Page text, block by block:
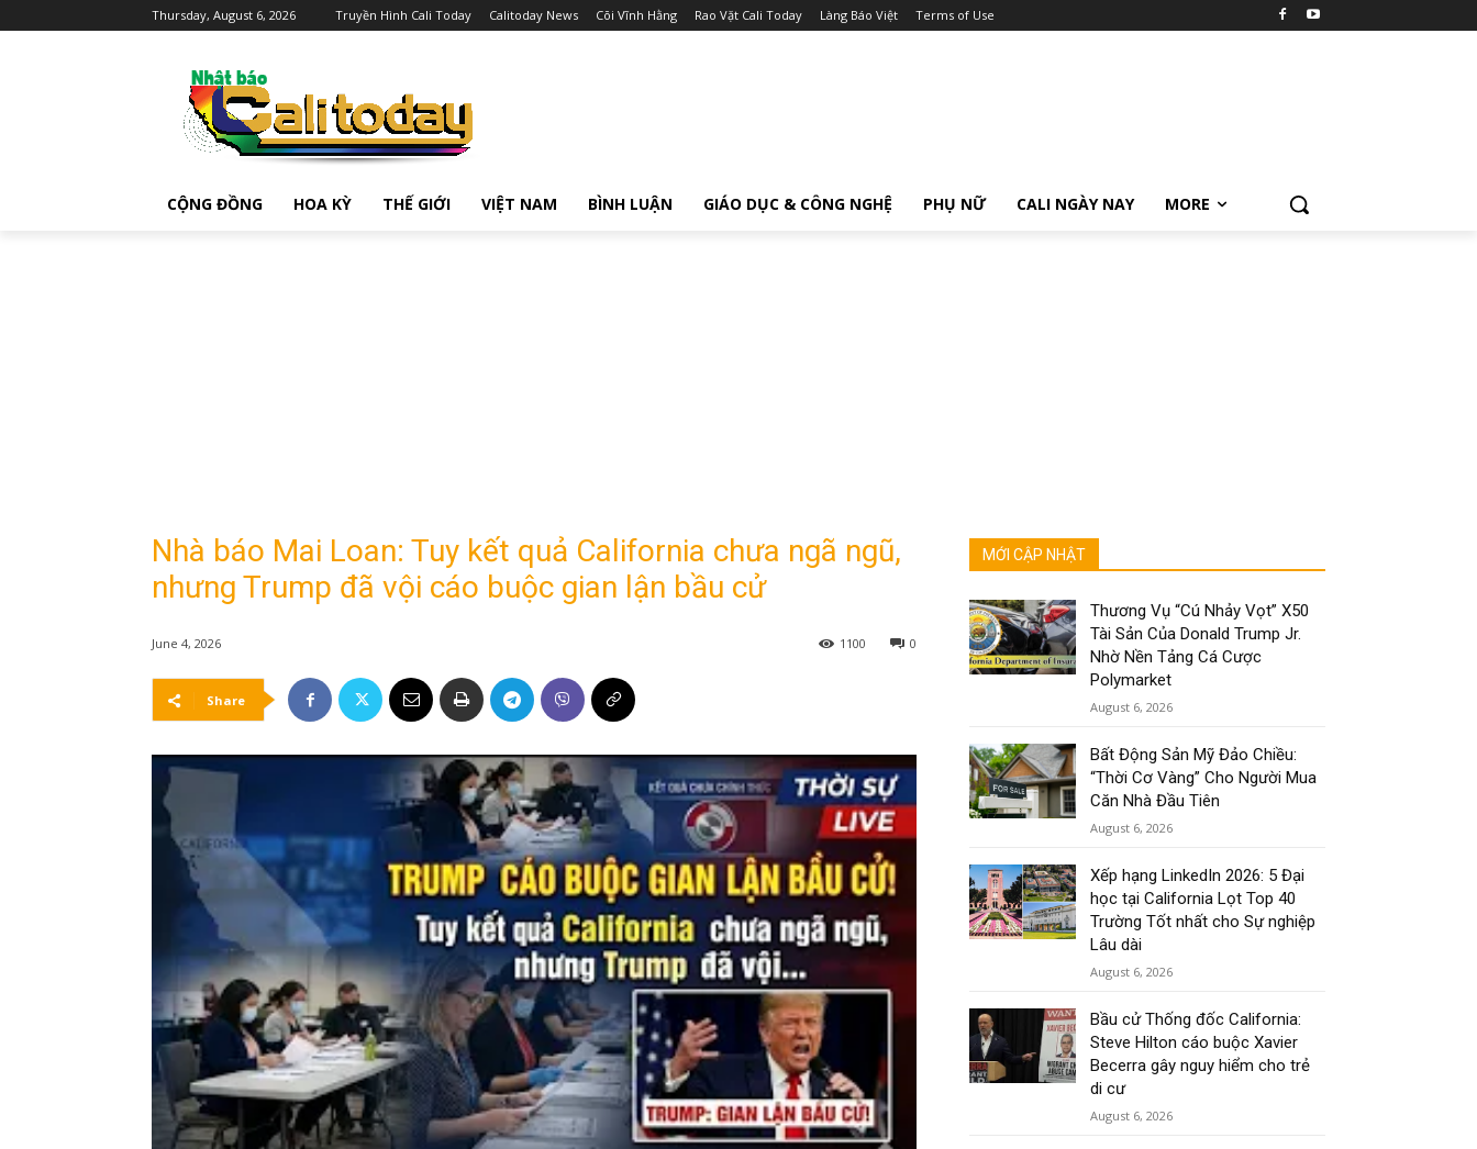
Thursday, August 6, 2026 Truyền Hình Cali Today Calitoday News Cõi Vĩnh Hằng Rao Vặt Cali Today Làng Báo Việt Terms of Use
CỘNG ĐỒNG HOA KỲ THẾ GIỚI VIỆT NAM BÌNH LUẬN GIÁO DỤC & CÔNG NGHỆ PHỤ NỮ CALI NGÀY NAY MORE
Nhà báo Mai Loan: Tuy kết quả California chưa ngã ngũ,
nhưng Trump đã vội cáo buộc gian lận bầu cử
June 4, 2026 0
1100
Share
MỚI CẬP NHẬT
Thương Vụ “Cú Nhảy Vọt” X50
Tài Sản Của Donald Trump Jr.
Nhờ Nền Tảng Cá Cược
Polymarket
August 6, 2026
Bất Động Sản Mỹ Đảo Chiều:
“Thời Cơ Vàng” Cho Người Mua
Căn Nhà Đầu Tiên
August 6, 2026
Xếp hạng LinkedIn 2026: 5 Đại
học tại California Lọt Top 40
Trường Tốt nhất cho Sự nghiệp
Lâu dài
August 6, 2026
Bầu cử Thống đốc California:
Steve Hilton cáo buộc Xavier
Becerra gây nguy hiểm cho trẻ
di cư
August 6, 2026